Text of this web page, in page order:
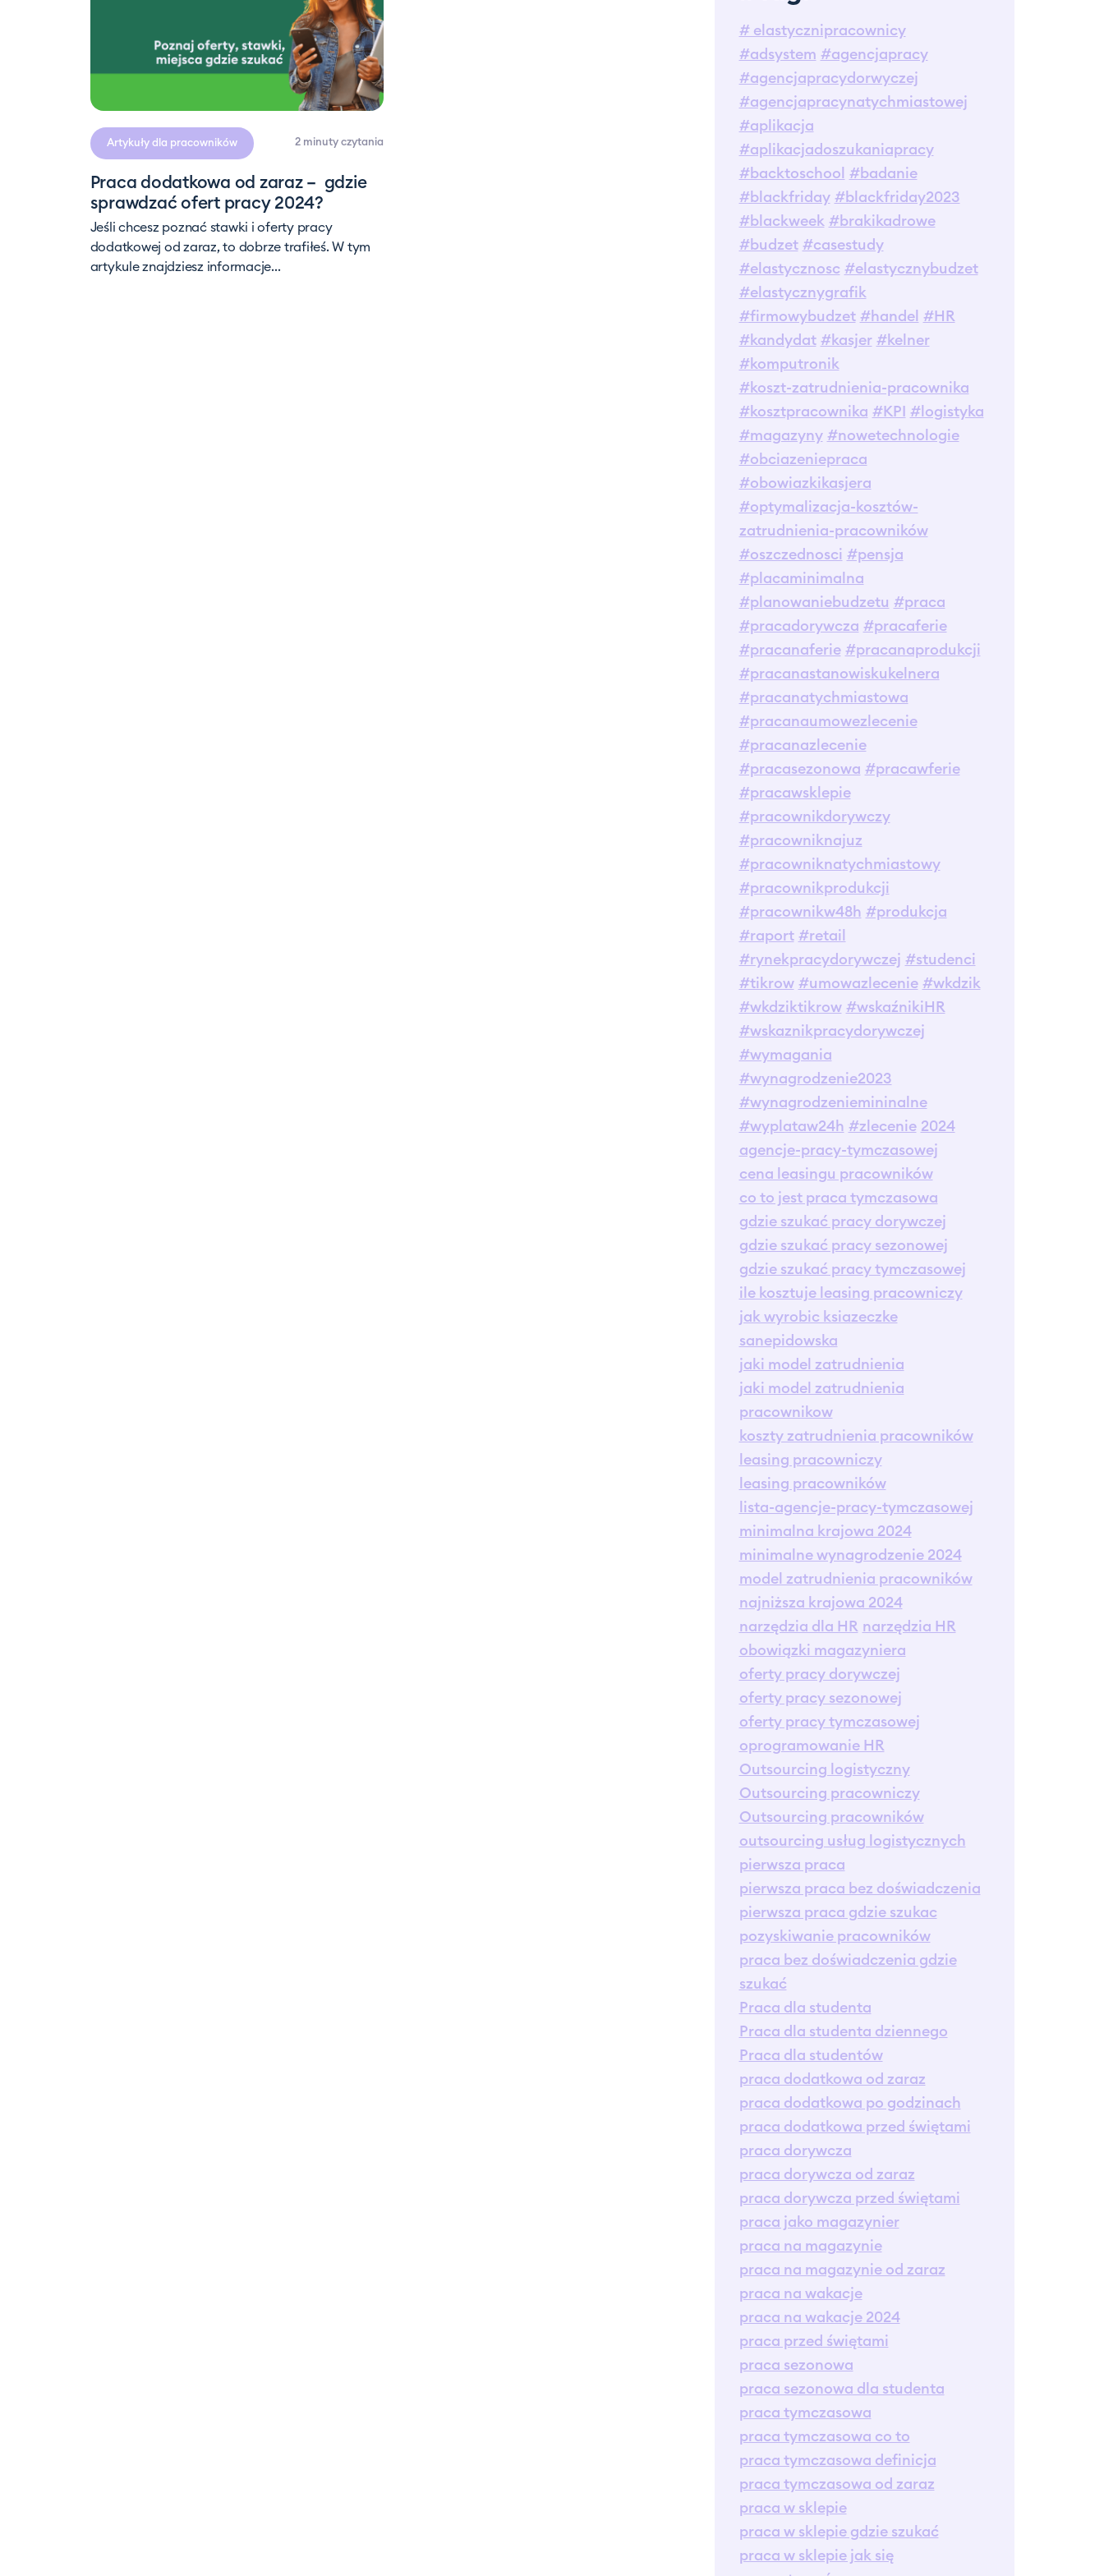
Artykuły dla pracowników 2 minuty czytania
Praca dodatkowa od zaraz – gdzie
sprawdzać ofert pracy 2024?
Jeśli chcesz poznać stawki i oferty pracy
dodatkowej od zaraz, to dobrze trafiłeś. W tym
artykule znajdziesz informacje...
# elastycznipracownicy
#adsystem #agencjapracy
#agencjapracydorwyczej
#agencjapracynatychmiastowej
#aplikacja
#aplikacjadoszukaniapracy
#backtoschool
#badanie
#blackfriday #blackfriday2023
#blackweek #brakikadrowe
#budzet #casestudy
#elastycznosc #elastycznybudzet
#elastycznygrafik
#firmowybudzet #handel #HR
#kandydat #kasjer #kelner
#komputronik
#koszt-zatrudnienia-pracownika
#kosztpracownika #KPI
#logistyka
#magazyny #nowetechnologie
#obciazeniepraca
#obowiazkikasjera
#optymalizacja-kosztów-
zatrudnienia-pracowników
#oszczednosci #pensja
#placaminimalna
#planowaniebudzetu #praca
#pracadorywcza #pracaferie
#pracanaferie #pracanaprodukcji
#pracanastanowiskukelnera
#pracanatychmiastowa
#pracanaumowezlecenie
#pracanazlecenie
#pracasezonowa #pracawferie
#pracawsklepie
#pracownikdorywczy
#pracowniknajuz
#pracowniknatychmiastowy
#pracownikprodukcji
#pracownikw48h #produkcja
#raport #retail
#rynekpracydorywczej #studenci
#tikrow #umowazlecenie #wkdzik
#wkdziktikrow #wskaźnikiHR
#wskaznikpracydorywczej
#wymagania
#wynagrodzenie2023
#wynagrodzeniemininalne
#wyplataw24h #zlecenie 2024
agencje-pracy-tymczasowej
cena leasingu pracowników
co to jest praca tymczasowa
gdzie szukać pracy dorywczej
gdzie szukać pracy sezonowej
gdzie szukać pracy tymczasowej
ile kosztuje leasing pracowniczy
jak wyrobic ksiazeczke
sanepidowska
jaki model zatrudnienia
jaki model zatrudnienia
pracownikow
koszty zatrudnienia pracowników
leasing pracowniczy
leasing pracowników
lista-agencje-pracy-tymczasowej
minimalna krajowa 2024
minimalne wynagrodzenie 2024
model zatrudnienia pracowników
najniższa krajowa 2024
narzędzia dla HR narzędzia HR
obowiązki magazyniera
oferty pracy dorywczej
oferty pracy sezonowej
oferty pracy tymczasowej
oprogramowanie HR
Outsourcing logistyczny
Outsourcing pracowniczy
Outsourcing pracowników
outsourcing usług logistycznych
pierwsza praca
pierwsza praca bez doświadczenia
pierwsza praca gdzie szukac
pozyskiwanie pracowników
praca bez doświadczenia gdzie
szukać
Praca dla studenta
Praca dla studenta dziennego
Praca dla studentów
praca dodatkowa od zaraz
praca dodatkowa po godzinach
praca dodatkowa przed świętami
praca dorywcza
praca dorywcza od zaraz
praca dorywcza przed świętami
praca jako magazynier
praca na magazynie
praca na magazynie od zaraz
praca na wakacje
praca na wakacje 2024
praca przed świętami
praca sezonowa
praca sezonowa dla studenta
praca tymczasowa
praca tymczasowa co to
praca tymczasowa definicja
praca tymczasowa od zaraz
praca w sklepie
praca w sklepie gdzie szukać
praca w sklepie jak się